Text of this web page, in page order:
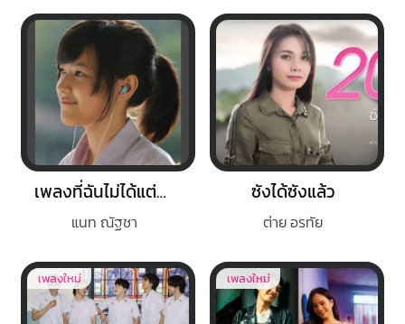
เพลงที่ฉันไม่ได้แต่ง (Acoustic Version)
แนท ณัฐชา
ซังได้ซังแล้ว
ต่าย อรทัย
เพลงใหม่ เพลงใหม่